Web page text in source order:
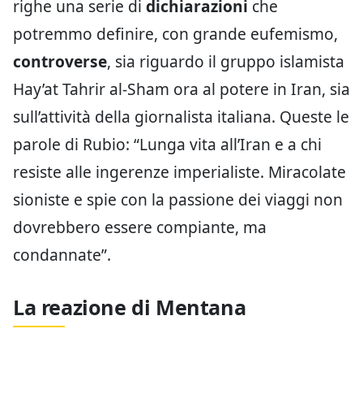
righe una serie di dichiarazioni che
potremmo definire, con grande eufemismo,
controverse, sia riguardo il gruppo islamista
Hay’at Tahrir al-Sham ora al potere in Iran, sia
sull’attività della giornalista italiana. Queste le
parole di Rubio: “Lunga vita all’Iran e a chi
resiste alle ingerenze imperialiste. Miracolate
sioniste e spie con la passione dei viaggi non
dovrebbero essere compiante, ma
condannate”.
La reazione di Mentana